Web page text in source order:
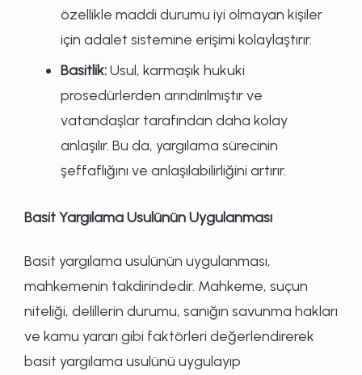
özellikle maddi durumu iyi olmayan kişiler
için adalet sistemine erişimi kolaylaştırır.
Basitlik:Usul, karmaşık hukuki
prosedürlerden arındırılmıştır ve
vatandaşlar tarafından daha kolay
anlaşılır. Bu da, yargılama sürecinin
şeffaflığını ve anlaşılabilirliğini artırır.
Basit Yargılama Usulünün Uygulanması
Basit yargılama usulünün uygulanması,
mahkemenin takdirindedir. Mahkeme, suçun
niteliği, delillerin durumu, sanığın savunma hakları
ve kamu yararı gibi faktörleri değerlendirerek
basit yargılama usulünü uygulayıp